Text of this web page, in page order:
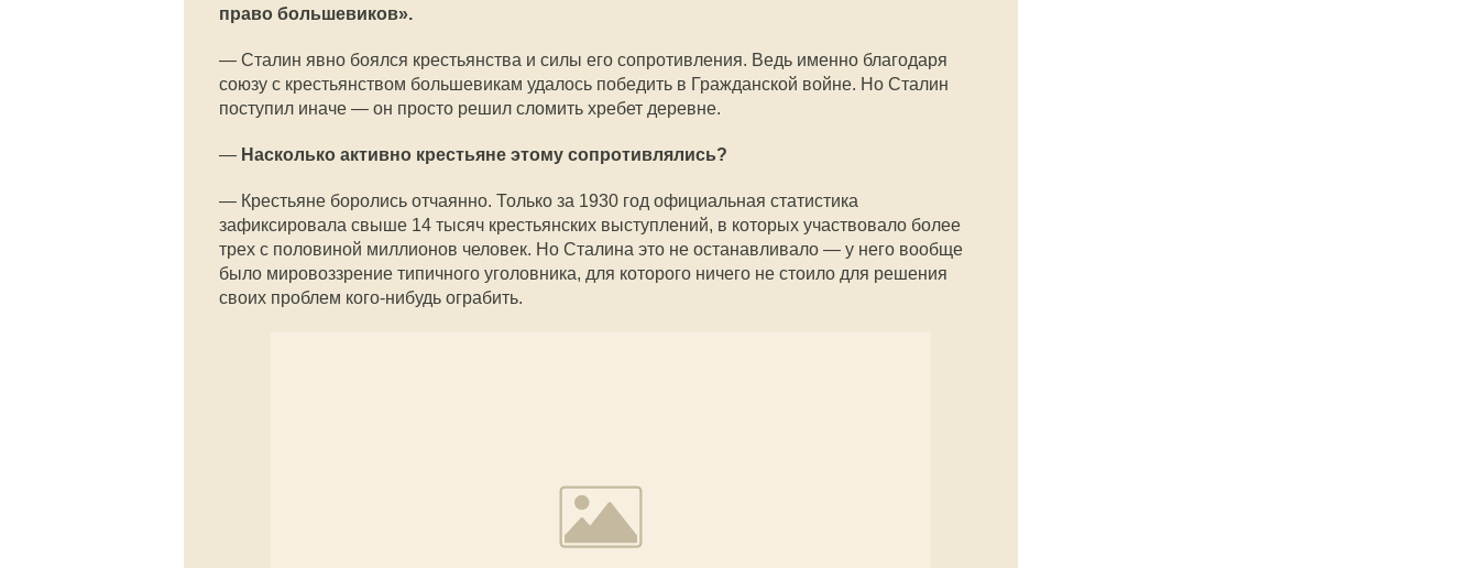
право большевиков».
— Сталин явно боялся крестьянства и силы его сопротивления. Ведь именно благодаря
союзу с крестьянством большевикам удалось победить в Гражданской войне. Но Сталин
поступил иначе — он просто решил сломить хребет деревне.
— Насколько активно крестьяне этому сопротивлялись?
— Крестьяне боролись отчаянно. Только за 1930 год официальная статистика
зафиксировала свыше 14 тысяч крестьянских выступлений, в которых участвовало более
трех с половиной миллионов человек. Но Сталина это не останавливало — у него вообще
было мировоззрение типичного уголовника, для которого ничего не стоило для решения
своих проблем кого-нибудь ограбить.